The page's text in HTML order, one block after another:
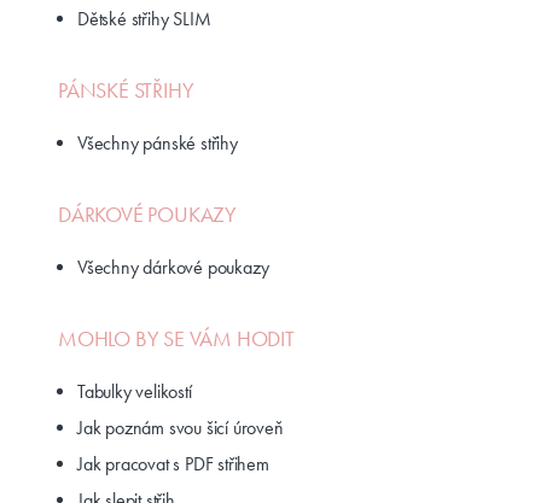
Dětské střihy SLIM
PÁNSKÉ STŘIHY
Všechny pánské střihy
DÁRKOVÉ POUKAZY
Všechny dárkové poukazy
MOHLO BY SE VÁM HODIT
Tabulky velikostí
Jak poznám svou šicí úroveň
Jak pracovat s PDF střihem